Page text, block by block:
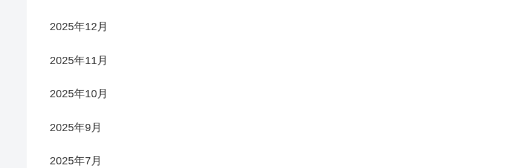
2025年12月
2025年11月
2025年10月
2025年9月
2025年7月